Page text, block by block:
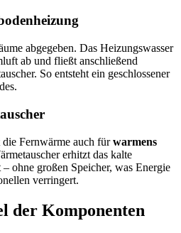
abgegeben. Das Heizungswasser
ab und fließt anschließend
So entsteht ein geschlossener
Fernwärme auch fürwarmens
erhitzt das kalte
ohne großen Speicher, was Energie
verringert.
der Komponenten